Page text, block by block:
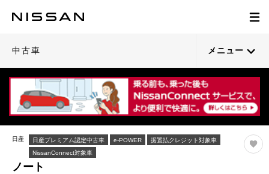
中古車 メニュー
日産 日産プレミアム認定中古車 e-POWER
据置払クレジット対象車
NissanConnect対象車
ノート